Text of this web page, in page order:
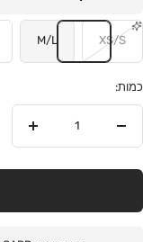
XS/S
M/L
כמות:
הוסף